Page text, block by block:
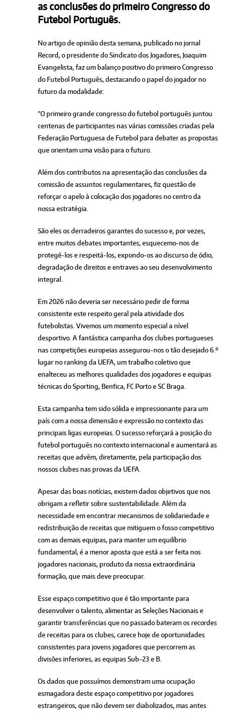
as conclusões do primeiro Congresso do
Futebol Português.
No artigo de opinião desta semana, publicado no jornal
Record, o presidente do Sindicato dos Jogadores, Joaquim
Evangelista, faz um balanço positivo do primeiro Congresso
do Futebol Português, destacando o papel do jogador no
futuro da modalidade:
"O primeiro grande congresso do futebol português juntou
centenas de participantes nas várias comissões criadas pela
Federação Portuguesa de Futebol para debater as propostas
que orientam uma visão para o futuro.
Além dos contributos na apresentação das conclusões da
comissão de assuntos regulamentares, fiz questão de
reforçar o apelo à colocação dos jogadores no centro da
nossa estratégia.
São eles os derradeiros garantes do sucesso e, por vezes,
entre muitos debates importantes, esquecemo-nos de
protegê-los e respeitá-los, expondo-os ao discurso de ódio,
degradação de direitos e entraves ao seu desenvolvimento
integral.
Em 2026 não deveria ser necessário pedir de forma
consistente este respeito geral pela atividade dos
futebolistas. Vivemos um momento especial a nível
desportivo. A fantástica campanha dos clubes portugueses
nas competições europeias assegurou-nos o tão desejado 6.º
lugar no ranking da UEFA, um trabalho coletivo que
enalteceu as melhores qualidades dos jogadores e equipas
técnicas do Sporting, Benfica, FC Porto e SC Braga.
Esta campanha tem sido sólida e impressionante para um
país com a nossa dimensão e expressão no contexto das
principais ligas europeias. O sucesso reforçará a posição do
futebol português no contexto internacional e aumentará as
receitas que advêm, diretamente, pela participação dos
nossos clubes nas provas da UEFA.
Apesar das boas notícias, existem dados objetivos que nos
obrigam a refletir sobre sustentabilidade. Além da
necessidade em encontrar mecanismos de solidariedade e
redistribuição de receitas que mitiguem o fosso competitivo
com as demais equipas, para manter um equilíbrio
fundamental, é a menor aposta que está a ser feita nos
jogadores nacionais, produto da nossa extraordinária
formação, que mais deve preocupar.
Esse espaço competitivo que é tão importante para
desenvolver o talento, alimentar as Seleções Nacionais e
garantir transferências que no passado bateram os recordes
de receitas para os clubes, carece hoje de oportunidades
consistentes para jovens jogadores que percorrem as
divisões inferiores, as equipas Sub-23 e B.
Os dados que possuímos demonstram uma ocupação
esmagadora deste espaço competitivo por jogadores
estrangeiros, que não devem ser diabolizados, mas antes